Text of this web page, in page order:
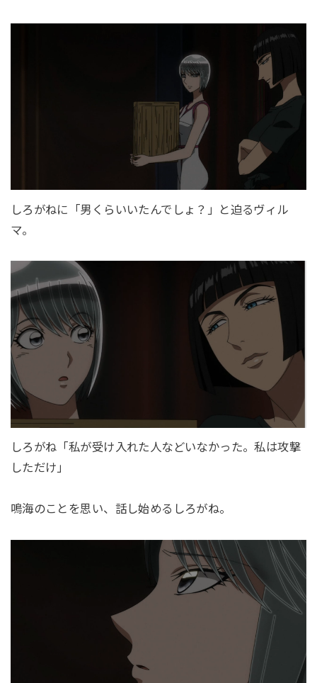
しろがねに「男くらいいたんでしょ？」と迫るヴィル
マ。
しろがね「私が受け入れた人などいなかった。私は攻撃
しただけ」
鳴海のことを思い、話し始めるしろがね。